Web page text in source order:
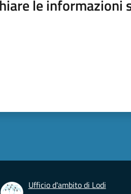
le informazioni
Ufficio d'ambito di Lodi